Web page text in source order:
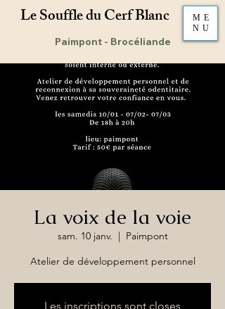
ME
NU
Le Souffle du Cerf Blanc​
Paimpont - Brocéliande
La voix de la voie
sam. 10 janv.
  |
Paimpont
Atelier de développement personnel
Les inscriptions sont closes